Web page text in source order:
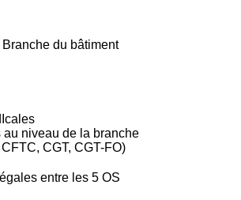
du bâtiment
niveau de la branche
CGT, CGT-FO)
entre les 5 OS